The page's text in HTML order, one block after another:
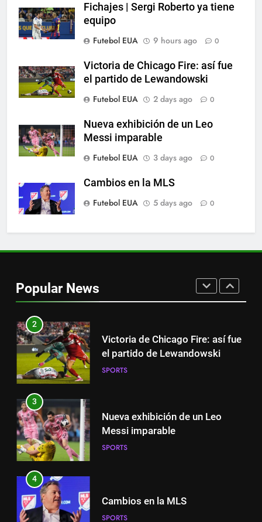
Fichajes | Sergi Roberto ya tiene
equipo
Futebol EUA
9 hours ago 0
Victoria de Chicago Fire: así fue
el partido de Lewandowski
Futebol EUA
2 days ago 0
Nueva exhibición de un Leo
Messi imparable
Futebol EUA
3 days ago 0
Cambios en la MLS
Futebol EUA
5 days ago 0
Popular News
6
Histórico: a MLS baixa as
cortinas para a Copa do Mundo
SPORTS
7
A lesão sofrida por Leo Messi já
é conhecida
SPORTS
Exibição: duas assistências de
Leo Messi e hat-trick de Luis
2
Victoria de Chicago Fire: así fue
el partido de Lewandowski
SPORTS
3
Nueva exhibición de un Leo
Messi imparable
SPORTS
4
Cambios en la MLS
SPORTS